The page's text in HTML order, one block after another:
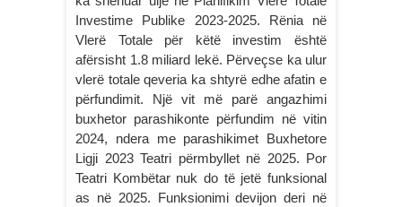
Investime Publike 2023-2025. Rënia në
Vlerë Totale për këtë investim është
afërsisht 1.8 miliard lekë. Përveçse ka ulur
vlerë totale qeveria ka shtyrë edhe afatin e
përfundimit. Një vit më parë angazhimi
buxhetor parashikonte përfundim në vitin
2024, ndera me parashikimet Buxhetore
Ligji 2023 Teatri përmbyllet në 2025. Por
Teatri Kombëtar nuk do të jetë funksional
as në 2025. Funksionimi devijon deri në